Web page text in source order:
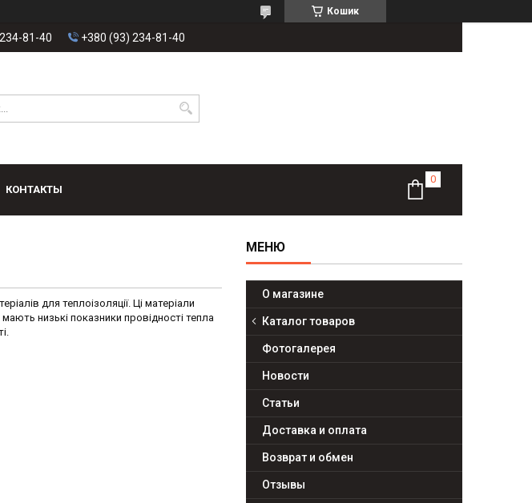
Кошик
81-40 +380 (93) 234-81-40
КОНТАКТЫ
для теплоізоляції. Ці матеріали
низькі показники провідності тепла
О магазине
Каталог товаров
Фотогалерея
Новости
Статьи
Доставка и оплата
Возврат и обмен
Отзывы